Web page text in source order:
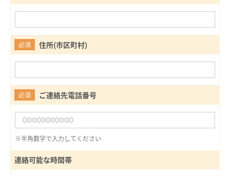
必須 住所(市区町村)
必須 ご連絡先電話番号
※半角数字で入力してください
連絡可能な時間帯